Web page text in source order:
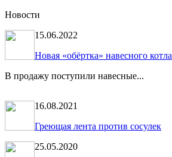
Новости
15.06.2022
Новая «обёртка» навесного котла
В продажу поступили навесные...
16.08.2021
Греющая лента против сосулек
25.05.2020